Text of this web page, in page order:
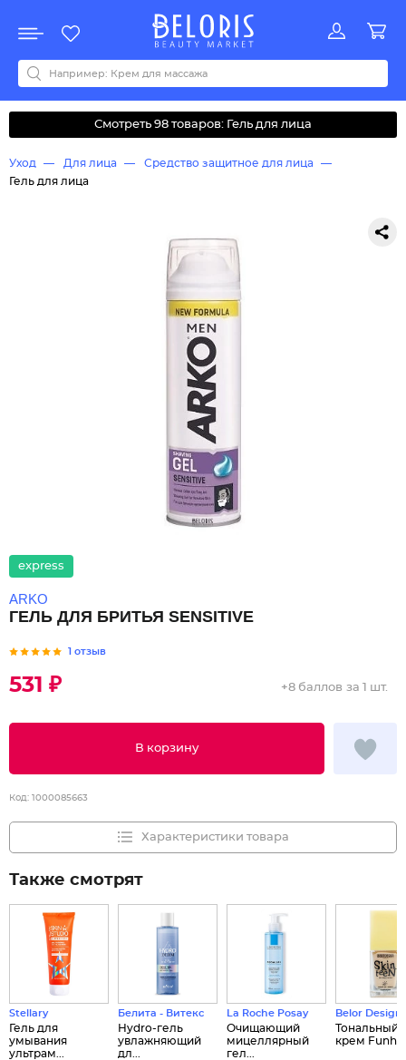
Акции
Все бренды
0-9ABCDEFGHIJKLMNOPQRSTUVWYZАБВДЗИМОКЛНПРСТУФ
Смотреть 98 товаров: Гель для лица
Уход Для лица
Средство защитное для лица
Гель для лица
express
ARKO
ГЕЛЬ ДЛЯ БРИТЬЯ SENSITIVE
1 отзыв
531 ₽
В корзину
+8 баллов за 1 шт.
Код: 1000085663
Характеристики товара
Также смотрят
Stellary
Гель для
умывания
ультрам...
Белита - Витекс
Hydro-гель
увлажняющий
дл...
La Roche Posay
Очищающий
мицеллярный
гел...
Belor Design
Тональный
крем